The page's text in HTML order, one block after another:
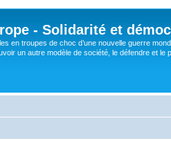
- Solidarité et
en troupes de choc d’une nouvelle guerre
un autre modèle de société, le défendre et le